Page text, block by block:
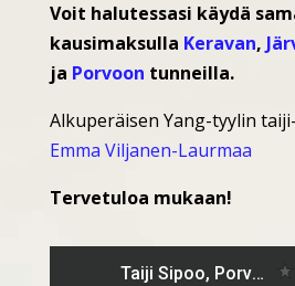
Voit halutessasi käydä
kausimaksulla Keravan,
ja Porvoon tunneilla.
Alkuperäisen Yang-tyylin
Emma Viljanen-Laurmaa
Tervetuloa mukaan!